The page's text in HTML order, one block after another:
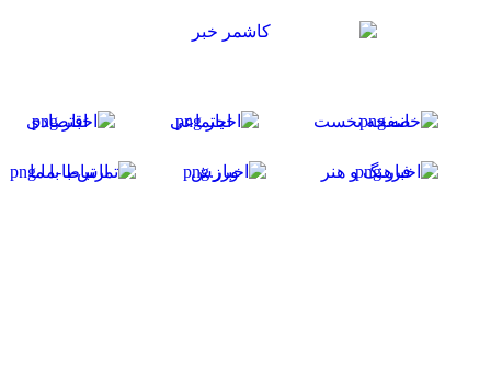
صفحه نخست اجتماعی اقتصادی
فرهنگ و هنر ورزش ارتباط با ما